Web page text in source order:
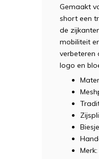
Gemaakt
short een
de
mobiliteit
verbeteren
logo en